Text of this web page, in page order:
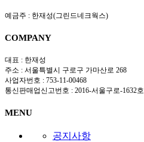
예금주 : 한재성(그린드네크웍스)
COMPANY
대표 : 한재성
주소 : 서울특별시 구로구 가마산로 268
사업자번호 : 753-11-00468
통신판매업신고번호 : 2016-서울구로-1632호
MENU
공지사항